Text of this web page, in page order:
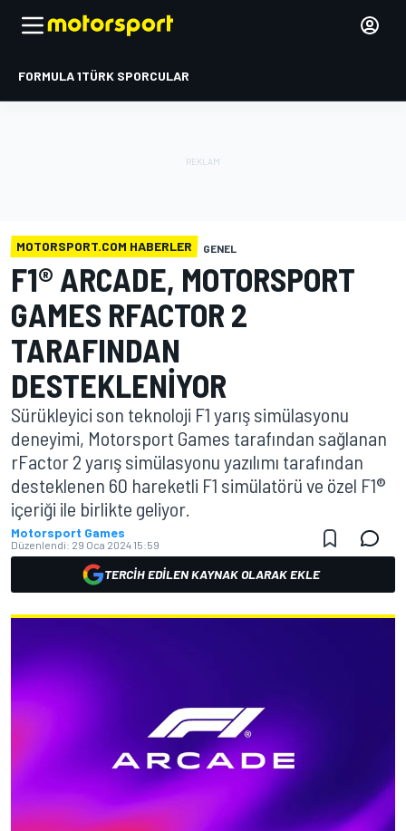
FORMULA 1TÜRK SPORCULAR
MOTORSPORT.COM HABERLER GENEL
F1® ARCADE, MOTORSPORT
GAMES RFACTOR 2
TARAFINDAN
DESTEKLENIYOR
Sürükleyici son teknoloji F1 yarış simülasyonu
deneyimi, Motorsport Games tarafından sağlanan
rFactor 2 yarış simülasyonu yazılımı tarafından
desteklenen 60 hareketli F1 simülatörü ve özel F1®
içeriği ile birlikte geliyor.
Motorsport Games
Düzenlendi: 29 Oca 2024 15:59
TERCIH EDILEN KAYNAK OLARAK EKLE